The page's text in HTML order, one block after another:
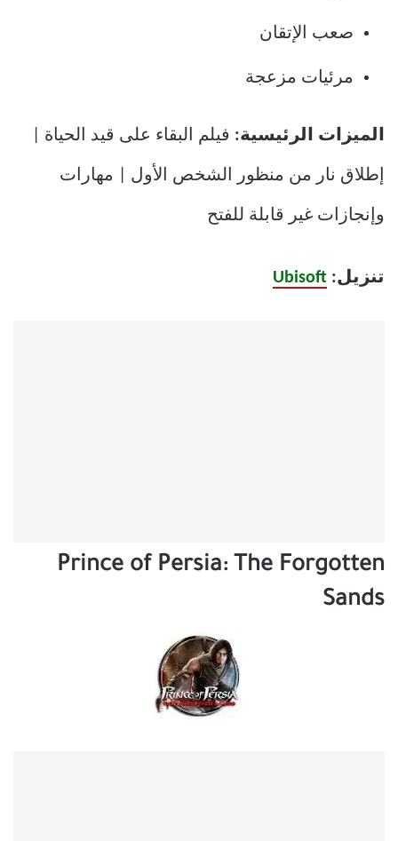
صعب الإتقان
مرئيات مزعجة
الميزات الرئيسية: فيلم البقاء على قيد الحياة |
إطلاق نار من منظور الشخص الأول | مهارات
وإنجازات غير قابلة للفتح
تنزيل: Ubisoft
Prince of Persia: The Forgotten
Sands